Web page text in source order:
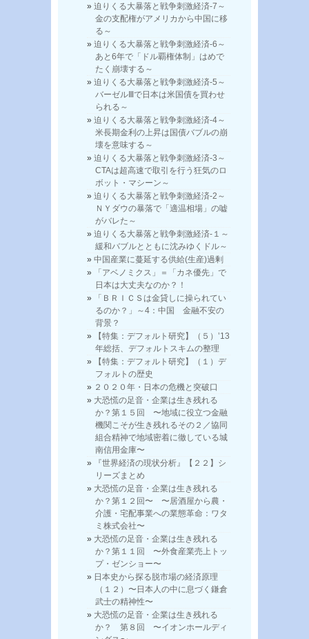
迫りくる大暴落と戦争刺激経済-7～
金の支配権がアメリカから中国に移
る～
迫りくる大暴落と戦争刺激経済-6～
あと6年で「ドル覇権体制」はめで
たく崩壊する～
迫りくる大暴落と戦争刺激経済-5～
バーゼルⅢで日本は米国債を買わせ
られる～
迫りくる大暴落と戦争刺激経済-4～
米長期金利の上昇は国債バブルの崩
壊を意味する～
迫りくる大暴落と戦争刺激経済-3～
CTAは超高速で取引を行う狂気のロ
ボット・マシーン～
迫りくる大暴落と戦争刺激経済-2～
ＮＹダウの暴落で「適温相場」の嘘
がバレた～
迫りくる大暴落と戦争刺激経済-１～
緩和バブルとともに沈みゆくドル～
中国産業に蔓延する供給(生産)過剰
「アベノミクス」＝「カネ優先」で
日本は大丈夫なのか？！
「ＢＲＩＣＳは金貸しに操られてい
るのか？」～4：中国 金融不安の
背景？
【特集：デフォルト研究】（５）’13
年総括、デフォルトスキムの整理
【特集：デフォルト研究】（１）デ
フォルトの歴史
２０２０年・日本の危機と突破口
大恐慌の足音・企業は生き残れる
か？第１５回 〜地域に役立つ金融
機関こそが生き残れるその２／協同
組合精神で地域密着に徹している城
南信用金庫〜
『世界経済の現状分析』【２２】シ
リーズまとめ
大恐慌の足音・企業は生き残れる
か？第１２回〜 〜居酒屋から農・
介護・宅配事業への業態革命：ワタ
ミ株式会社〜
大恐慌の足音・企業は生き残れる
か？第１１回 〜外食産業売上トッ
プ・ゼンショー〜
日本史から探る脱市場の経済原理
（１２）〜日本人の中に息づく鎌倉
武士の精神性〜
大恐慌の足音・企業は生き残れる
か？ 第８回 〜イオンホールディ